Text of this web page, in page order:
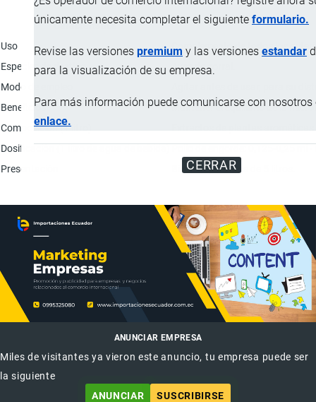
únicamente necesita completar el siguiente formulario.
Revise las versiones premium y las versiones estandar
para la visualización de su empresa.
Para más información puede comunicarse con nosotros
enlace.
CERRAR
Característica
Uso
Complemento de todos los
Especies de destino
Aves de corral.
Modo de empleo
Beneficios
Mantener el equilibrio de la
Composición (1 litro)
Dosificación (1 litro de agua de bebida)
Presentación
Bidones plásticos de 5 litros.
ANUNCIAR EMPRESA
Miles de visitantes ya vieron este anuncio, tu empresa puede ser
la siguiente
ANUNCIAR
SUSCRIBIRSE